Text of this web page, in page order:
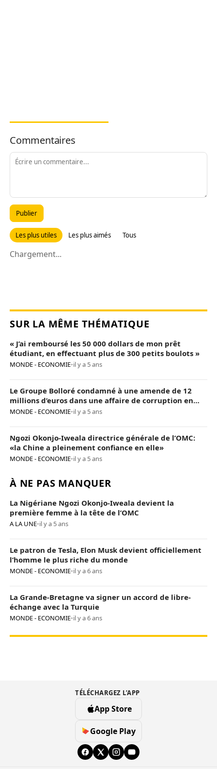
Commentaires
Publier
Les plus utiles Les plus aimés Tous
Chargement...
SUR LA MÊME THÉMATIQUE
« J’ai remboursé les 50 000 dollars de mon prêt
étudiant, en effectuant plus de 300 petits boulots »
MONDE - ECONOMIE•il y a 5 ans
Le Groupe Bolloré condamné à une amende de 12
millions d’euros dans une affaire de corruption en
Afrique
MONDE - ECONOMIE•il y a 5 ans
Ngozi Okonjo-Iweala directrice générale de l’OMC:
«la Chine a pleinement confiance en elle»
MONDE - ECONOMIE•il y a 5 ans
À NE PAS MANQUER
La Nigériane Ngozi Okonjo-Iweala devient la
première femme à la tête de l’OMC
A LA UNE•il y a 5 ans
Le patron de Tesla, Elon Musk devient officiellement
l’homme le plus riche du monde
MONDE - ECONOMIE•il y a 6 ans
La Grande-Bretagne va signer un accord de libre-
échange avec la Turquie
MONDE - ECONOMIE•il y a 6 ans
TÉLÉCHARGEZ L’APP
App Store
Google Play